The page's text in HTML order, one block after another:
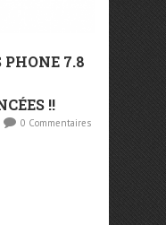
7.8
!!
0 Commentaires